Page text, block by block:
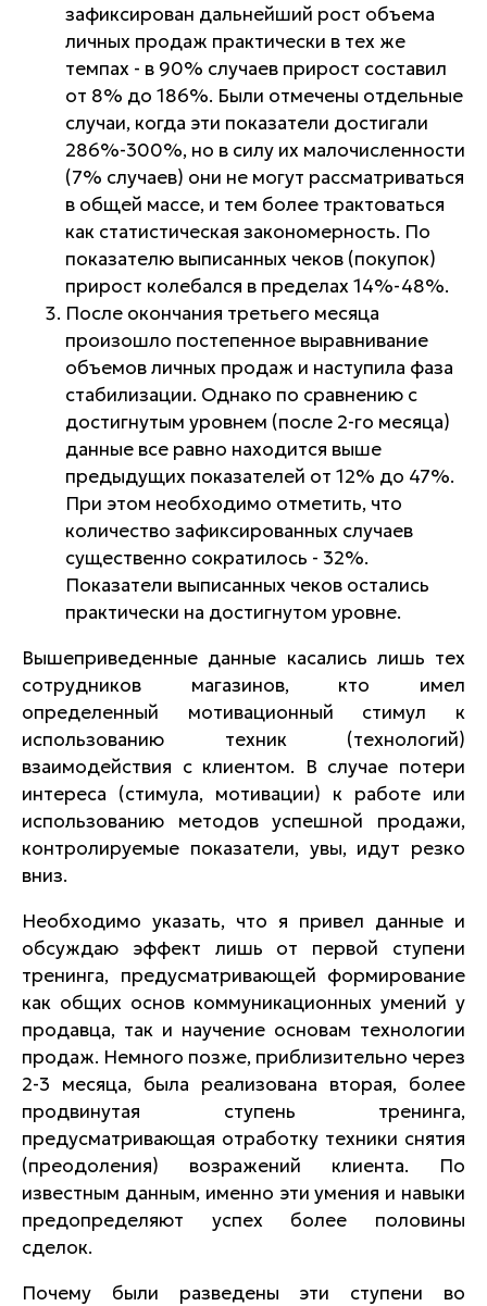
зафиксирован дальнейший рост объема
личных продаж практически в тех же
темпах - в 90% случаев прирост составил
от 8% до 186%. Были отмечены отдельные
случаи, когда эти показатели достигали
286%-300%, но в силу их малочисленности
(7% случаев) они не могут рассматриваться
в общей массе, и тем более трактоваться
как статистическая закономерность. По
показателю выписанных чеков (покупок)
прирост колебался в пределах 14%-48%.
После окончания третьего месяца
произошло постепенное выравнивание
объемов личных продаж и наступила фаза
стабилизации. Однако по сравнению с
достигнутым уровнем (после 2-го месяца)
данные все равно находится выше
предыдущих показателей от 12% до 47%.
При этом необходимо отметить, что
количество зафиксированных случаев
существенно сократилось - 32%.
Показатели выписанных чеков остались
практически на достигнутом уровне.
Вышеприведенные данные касались лишь тех
сотрудников магазинов, кто имел
определенный мотивационный стимул к
использованию техник (технологий)
взаимодействия с клиентом. В случае потери
интереса (стимула, мотивации) к работе или
использованию методов успешной продажи,
контролируемые показатели, увы, идут резко
вниз.
Необходимо указать, что я привел данные и
обсуждаю эффект лишь от первой ступени
тренинга, предусматривающей формирование
как общих основ коммуникационных умений у
продавца, так и научение основам технологии
продаж. Немного позже, приблизительно через
2-3 месяца, была реализована вторая, более
продвинутая ступень тренинга,
предусматривающая отработку техники снятия
(преодоления) возражений клиента. По
известным данным, именно эти умения и навыки
предопределяют успех более половины
сделок.
Почему были разведены эти ступени во